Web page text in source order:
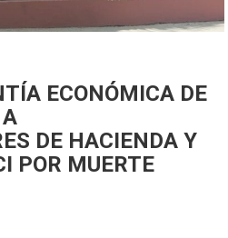
ECONÓMICA DE
DE HACIENDA Y
POR MUERTE